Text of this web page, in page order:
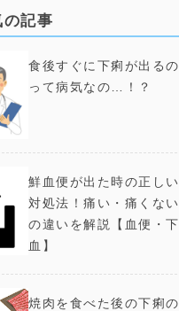
の記事
食後すぐに下痢が出るの
って病気なの…！？
鮮血便が出た時の正しい
対処法！痛い・痛くない
の違いを解説【血便・下
血】
焼肉を食べた後の下痢の